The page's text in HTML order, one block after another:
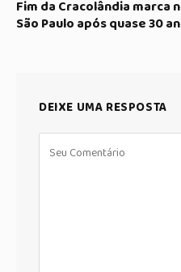
Fim da Cracolândia
São Paulo após quase 30
DEIXE UMA RESPOSTA